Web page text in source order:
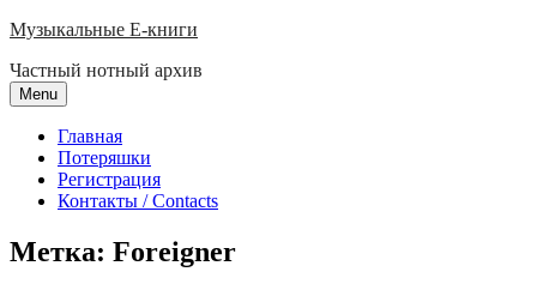
Skip
content
Музыкальные E-книги
Частный нотный архив
Menu
Главная
Потеряшки
Регистрация
Контакты / Contacts
Метка: Foreigner